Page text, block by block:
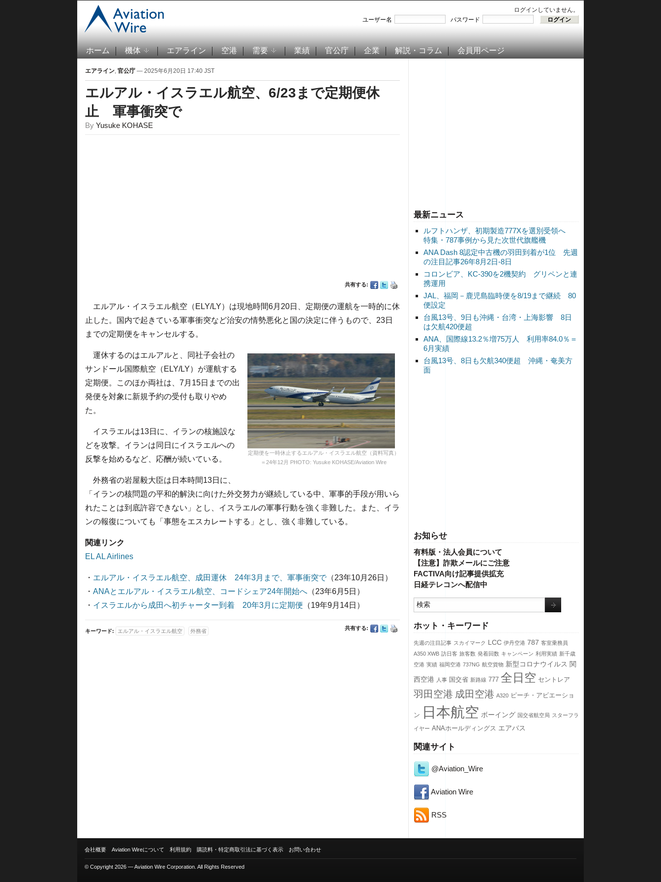
ログインしていません。
ユーザー名
パスワード
ホーム 機体 エアライン 空港 需要 業績 官公庁 企業 解説・コラム 会員用ページ
最新ニュース
ルフトハンザ、初期製造777Xを選別受領へ
特集・787事例から見た次世代旗艦機
ANA Dash 8認定中古機の羽田到着が1位 先週
の注目記事26年8月2日-8日
コロンビア、KC-390を2機契約 グリペンと連
携運用
JAL、福岡－鹿児島臨時便を8/19まで継続 80
便設定
台風13号、9日も沖縄・台湾・上海影響 8日
は欠航420便超
ANA、国際線13.2％増75万人 利用率84.0％＝
6月実績
台風13号、8日も欠航340便超 沖縄・奄美方
面
お知らせ
有料版・法人会員について
【注意】詐欺メールにご注意
FACTIVA向け記事提供拡充
日経テレコンへ配信中
ホット・キーワード
先週の注目記事 スカイマーク LCC 伊丹空港 787 客室乗務員
A350 XWB 訪日客 旅客数 発着回数 キャンペーン 利用実績 新千歳
空港 実績 福岡空港 737NG 航空貨物 新型コロナウイルス 関
西空港
人事 国交省 新路線 777 全日空 セントレア
羽田空港 成田空港 A320 ピーチ・アビエーショ
ン 日本航空 ボーイング 国交省航空局 スターフラ
イヤー ANAホールディングス エアバス
関連サイト
@Aviation_Wire
Aviation Wire
RSS
エアライン, 官公庁 — 2025年6月20日 17:40 JST
エルアル・イスラエル航空、6/23まで定期便休
止 軍事衝突で
By Yusuke KOHASE
共有する:
エルアル・イスラエル航空（ELY/LY）は現地時間6月20日、定期便の運航を一時的に休
止した。国内で起きている軍事衝突など治安の情勢悪化と国の決定に伴うもので、23日
までの定期便をキャンセルする。
定期便を一時休止するエルアル・イスラエル航空（資料写真）
＝24年12月 PHOTO: Yusuke KOHASE/Aviation Wire
運休するのはエルアルと、同社子会社の
サンドール国際航空（ELY/LY）が運航する
定期便。このほか両社は、7月15日までの出
発便を対象に新規予約の受付も取りやめ
た。
イスラエルは13日に、イランの核施設な
どを攻撃。イランは同日にイスラエルへの
反撃を始めるなど、応酬が続いている。
外務省の岩屋毅大臣は日本時間13日に、
「イランの核問題の平和的解決に向けた外交努力が継続している中、軍事的手段が用いら
れたことは到底許容できない」とし、イスラエルの軍事行動を強く非難した。また、イラ
ンの報復についても「事態をエスカレートする」とし、強く非難している。
関連リンク
EL AL Airlines
・ エルアル・イスラエル航空、成田運休 24年3月まで、軍事衝突で（23年10月26日）
・ ANAとエルアル・イスラエル航空、コードシェア24年開始へ （23年6月5日）
・ イスラエルから成田へ初チャーター到着 20年3月に定期便 （19年9月14日）
共有する:
キーワード: エルアル・イスラエル航空 外務省
会社概要 Aviation Wireについて 利用規約 購読料・特定商取引法に基づく表示 お問い合わせ
© Copyright 2026 — Aviation Wire Corporation. All Rights Reserved